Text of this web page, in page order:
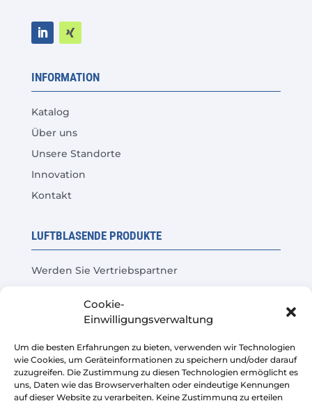
Cookie-
Einwilligungsverwaltung
Um die besten Erfahrungen zu bieten, verwenden wir Technologien
wie Cookies, um Geräteinformationen zu speichern und/oder darauf
zuzugreifen. Die Zustimmung zu diesen Technologien ermöglicht es
uns, Daten wie das Browserverhalten oder eindeutige Kennungen
auf dieser Website zu verarbeiten. Keine Zustimmung zu erteilen
INFORMATION
Katalog
Über uns
Unsere Standorte
Innovation
Kontakt
LUFTBLASENDE PRODUKTE
Werden Sie Vertriebspartner
Häufige Fragen
LEGAL